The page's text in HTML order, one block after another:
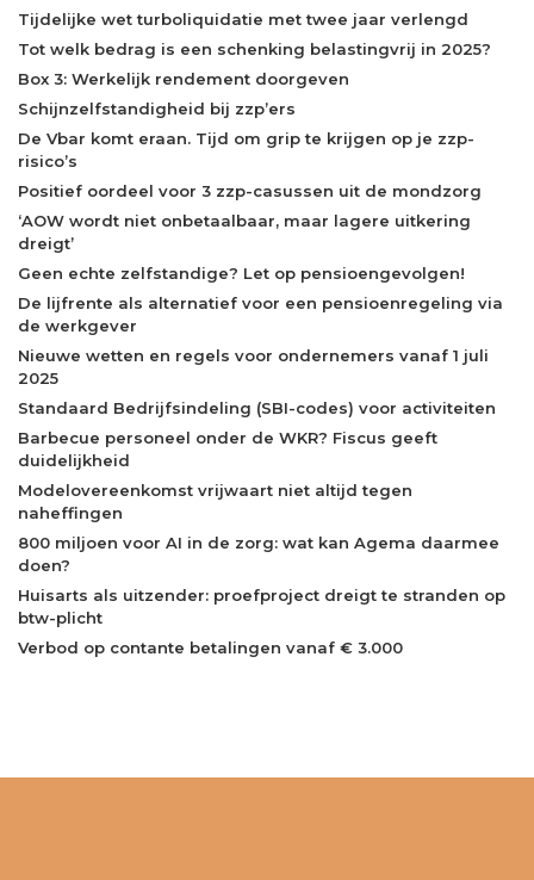
Tijdelijke wet turboliquidatie met twee jaar verlengd
Tot welk bedrag is een schenking belastingvrij in 2025?
Box 3: Werkelijk rendement doorgeven
Schijnzelfstandigheid bij zzp’ers
De Vbar komt eraan. Tijd om grip te krijgen op je zzp-
risico’s
Positief oordeel voor 3 zzp-casussen uit de mondzorg
‘AOW wordt niet onbetaalbaar, maar lagere uitkering
dreigt’
Geen echte zelfstandige? Let op pensioengevolgen!
De lijfrente als alternatief voor een pensioenregeling via
de werkgever
Nieuwe wetten en regels voor ondernemers vanaf 1 juli
2025
Standaard Bedrijfsindeling (SBI-codes) voor activiteiten
Barbecue personeel onder de WKR? Fiscus geeft
duidelijkheid
Modelovereenkomst vrijwaart niet altijd tegen
naheffingen
800 miljoen voor AI in de zorg: wat kan Agema daarmee
doen?
Huisarts als uitzender: proefproject dreigt te stranden op
btw-plicht
Verbod op contante betalingen vanaf € 3.000